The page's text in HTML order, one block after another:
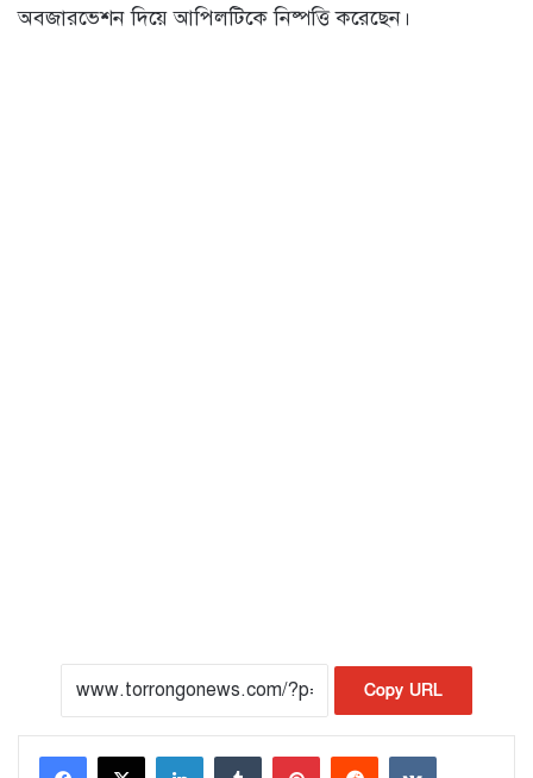
অবজারভেশন দিয়ে আপিলটিকে নিষ্পত্তি করেছেন।
Copy URL
LinkedIn